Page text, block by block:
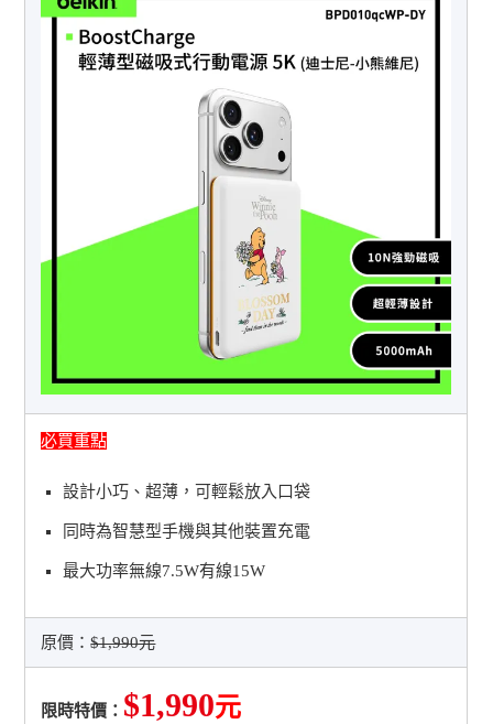
必買重點
設計小巧、超薄，可輕鬆放入口袋
同時為智慧型手機與其他裝置充電
最大功率無線7.5W有線15W
原價：$1,990元
限時特價： $1,990元